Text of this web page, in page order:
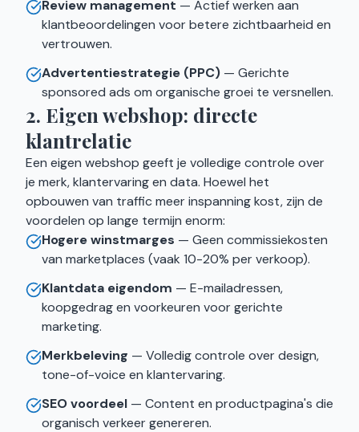
Review management — Actief werken aan
klantbeoordelingen voor betere zichtbaarheid en
vertrouwen.
Advertentiestrategie (PPC) — Gerichte
sponsored ads om organische groei te versnellen.
2. Eigen webshop: directe
klantrelatie
Een eigen webshop geeft je volledige controle over
je merk, klantervaring en data. Hoewel het
opbouwen van traffic meer inspanning kost, zijn de
voordelen op lange termijn enorm:
Hogere winstmarges — Geen commissiekosten
van marketplaces (vaak 10-20% per verkoop).
Klantdata eigendom — E-mailadressen,
koopgedrag en voorkeuren voor gerichte
marketing.
Merkbeleving — Volledig controle over design,
tone-of-voice en klantervaring.
SEO voordeel — Content en productpagina's die
organisch verkeer genereren.